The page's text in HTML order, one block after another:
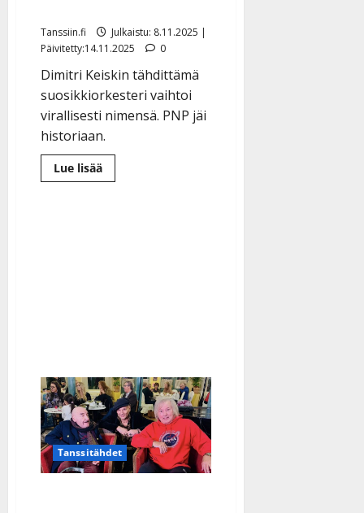
Tanssiin.fi
Julkaistu: 8.11.2025 |
Päivitetty:14.11.2025
0
Dimitri Keiskin tähdittämä
suosikkiorkesteri vaihtoi
virallisesti nimensä. PNP jäi
historiaan.
Lue lisääLue
lisää
Tanssitähdet